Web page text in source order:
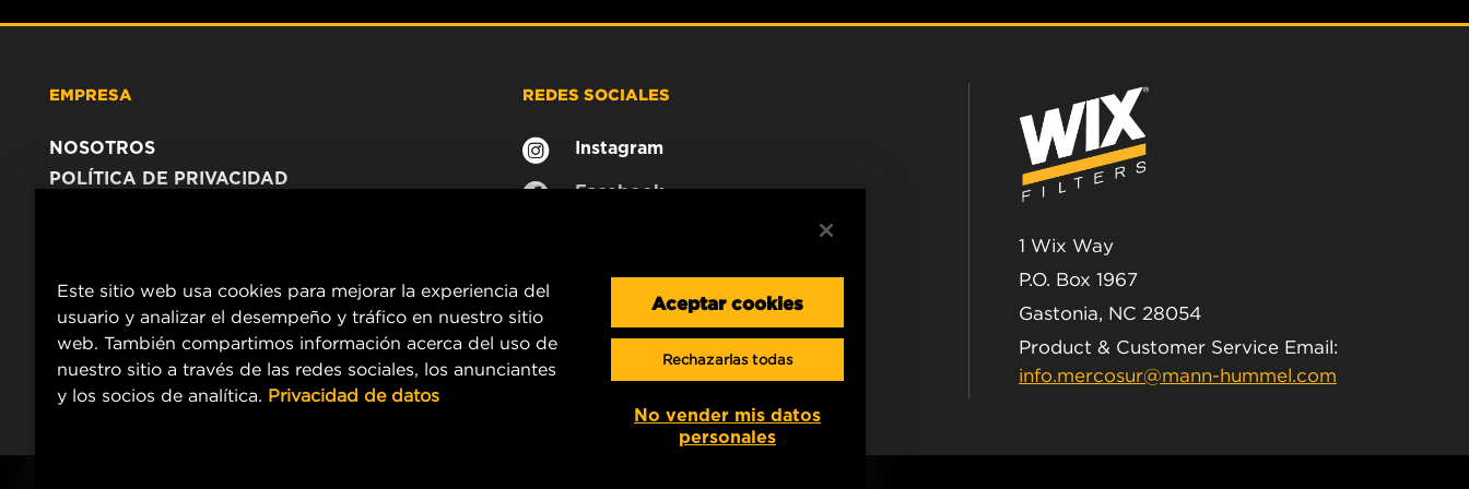
EMPRESA
NOSOTROS
POLÍTICA DE PRIVACIDAD
REDES SOCIALES
Instagram
Facebook
1 Wix Way
P.O. Box 1967
Gastonia, NC 28054
Product & Customer Service Email:
info.mercosur@mann-hummel.com
Este sitio web usa cookies para mejorar la experiencia del
usuario y analizar el desempeño y tráfico en nuestro sitio
web. También compartimos información acerca del uso de
nuestro sitio a través de las redes sociales, los anunciantes
y los socios de analítica. Privacidad de datos
Aceptar cookies
Rechazarlas todas
No vender mis datos
personales